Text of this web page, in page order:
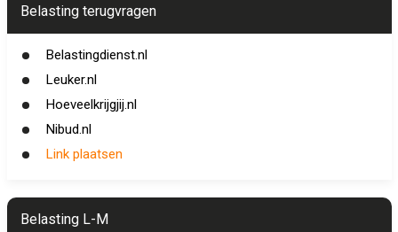
Belasting terugvragen
Belastingdienst.nl
Leuker.nl
Hoeveelkrijgjij.nl
Nibud.nl
Link plaatsen
Belasting L-M